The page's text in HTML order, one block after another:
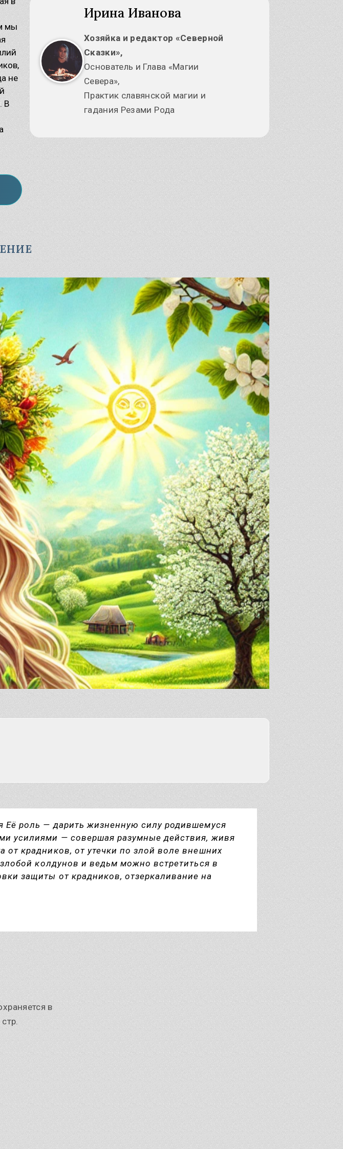
мы
не
В
Ирина Иванова
Хозяйка и редактор «Северной
Сказки»,
Основатель и Глава «Магии
Севера»,
Практик славянской магии и
гадания Резами Рода
роль — дарить жизненную силу родившемуся
усилиями — совершая разумные действия, живя
крадников, от утечки по злой воле внешних
колдунов и ведьм можно встретиться в
защиты от крадников, отзеркаливание на
в